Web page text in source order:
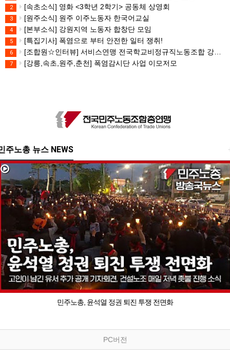
2 [속초소식] 영화 <3학년 2학기> 공동체 상영회
3 [원주소식] 원주 이주노동자 한국어교실
4 [본부소식] 강원지역 노동자 합창단 모임
5 [특집기사] 폭염으로 부터 안전한 일터 쟁취!
6 [조합원☆인터뷰] 서비스연맹 전국학교비정규직노동조합 강원지부 김유미 춘천지회장
7 [강릉,속초,원주,춘천] 폭염감시단 사업 이모저모
주노총 뉴스 NEWS
민주노총, 윤석열 정권 퇴진 투쟁 전면화
PC버전